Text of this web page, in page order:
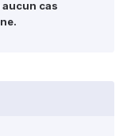
cas